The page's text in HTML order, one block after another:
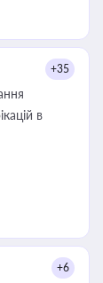
+35
в
+6